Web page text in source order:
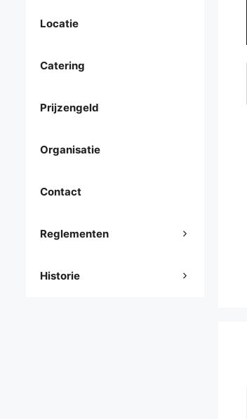
Locatie
Catering
Prijzengeld
Organisatie
Contact
Reglementen
Historie